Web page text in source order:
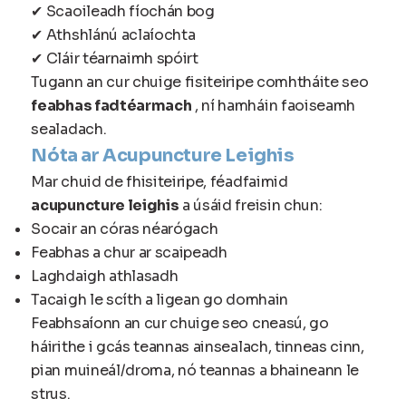
✔ Scaoileadh fíochán bog
✔ Athshlánú aclaíochta
✔ Cláir téarnaimh spóirt
Tugann an cur chuige fisiteiripe comhtháite seo
feabhas fadtéarmach , ní hamháin faoiseamh
sealadach.
Nóta ar Acupuncture Leighis
Mar chuid de fhisiteiripe, féadfaimid
acupuncture leighis a úsáid freisin chun:
Socair an córas néarógach
Feabhas a chur ar scaipeadh
Laghdaigh athlasadh
Tacaigh le scíth a ligean go domhain
Feabhsaíonn an cur chuige seo cneasú, go
háirithe i gcás teannas ainsealach, tinneas cinn,
pian muineál/droma, nó teannas a bhaineann le
strus.